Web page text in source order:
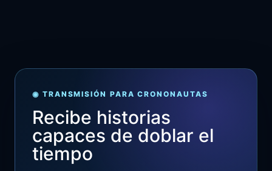
◉ TRANSMISIÓN PARA CRONONAUTAS
Recibe historias
capaces de doblar el
tiempo